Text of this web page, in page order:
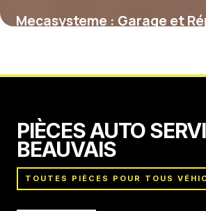
Mecasysteme : Garage et
PIÈCES AUTO
BEAUVAIS
TOUTES PIÈCES POUR TOUS